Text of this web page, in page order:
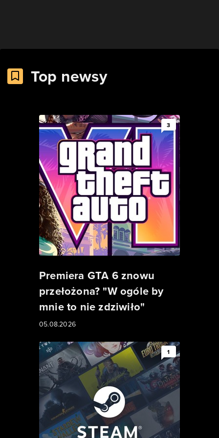
Top newsy
3
Premiera GTA 6 znowu
przełożona? "W ogóle by
mnie to nie zdziwiło"
05.08.2026
1